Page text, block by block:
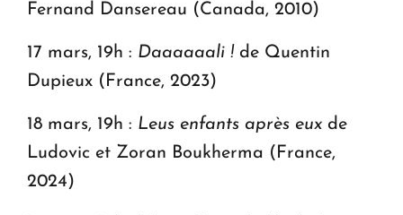
Fernand Dansereau (Canada, 2010)
17 mars, 19h : Daaaaaali ! de Quentin
Dupieux (France, 2023)
18 mars, 19h : Leus enfants après eux de
Ludovic et Zoran Boukherma (France,
2024)